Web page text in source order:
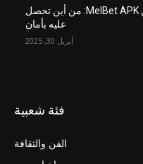
أحدث إصدار من MelBet APK: من أين تحصل
عليه بأمان
أبريل 30, 2025
فئة شعبية
الفن والثقافة